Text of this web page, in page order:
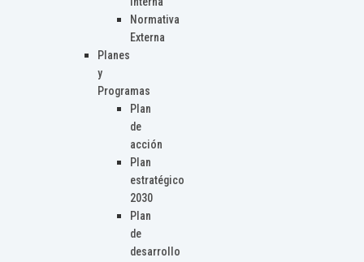
Normativa
Externa
Planes
y
Programas
Plan
de
acción
Plan
estratégico
2030
Plan
de
desarrollo